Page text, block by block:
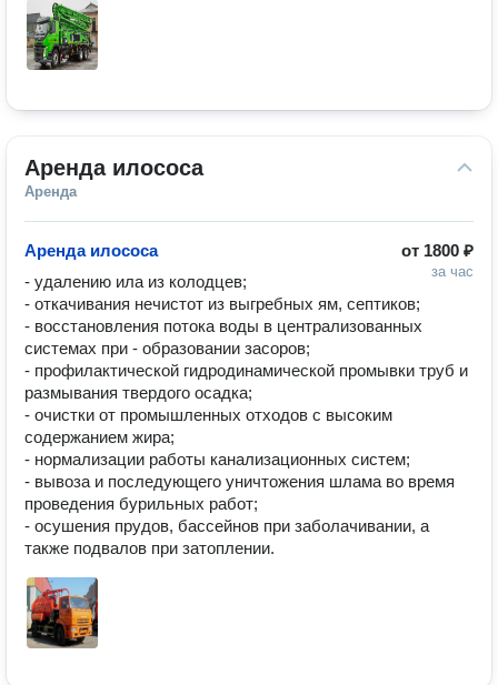
Аренда илососа
Аренда
от 1800 ₽
за час
Аренда илососа
- удалению ила из колодцев;
- откачивания нечистот из выгребных ям, септиков;
- восстановления потока воды в централизованных
системах при - образовании засоров;
- профилактической гидродинамической промывки труб и
размывания твердого осадка;
- очистки от промышленных отходов с высоким
содержанием жира;
- нормализации работы канализационных систем;
- вывоза и последующего уничтожения шлама во время
проведения бурильных работ;
- осушения прудов, бассейнов при заболачивании, а
также подвалов при затоплении.